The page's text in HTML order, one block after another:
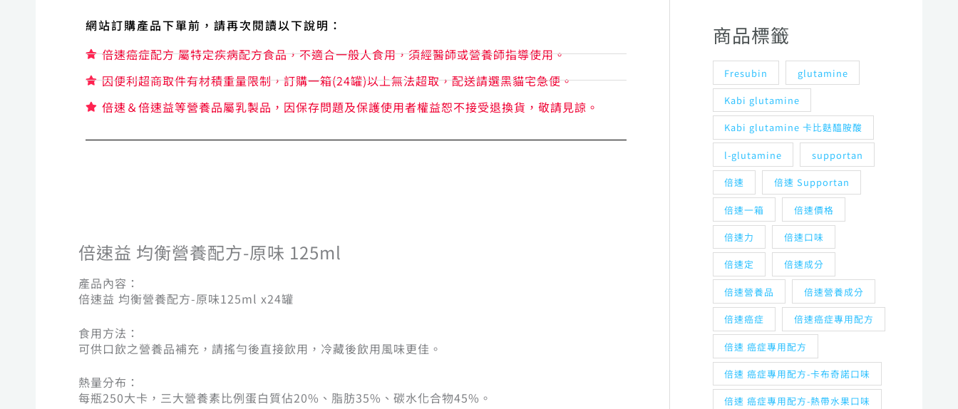
網站訂購產品下單前，請再次閱讀以下說明：
倍速癌症配方 屬特定疾病配方食品，不適合一般人食用，須經醫師或營養師指導使用。
因便利超商取件有材積重量限制，訂購一箱(24罐)以上無法超取，配送請選黑貓宅急便。
倍速＆倍速益等營養品屬乳製品，因保存問題及保護使用者權益恕不接受退換貨，敬請見諒。
倍速益 均衡營養配方-原味 125ml
產品內容：
倍速益 均衡營養配方-原味125ml x24罐
食用方法：
可供口飲之營養品補充，請搖勻後直接飲用，冷藏後飲用風味更佳。
熱量分布：
每瓶250大卡，三大營養素比例蛋白質佔20%、脂肪35%、碳水化合物45%。
商品標籤
Fresubin glutamine
Kabi glutamine
Kabi glutamine 卡比麩醯胺酸
l-glutamine supportan
倍速 倍速 Supportan
倍速一箱 倍速價格
倍速力 倍速口味
倍速定 倍速成分
倍速營養品 倍速營養成分
倍速癌症 倍速癌症專用配方
倍速 癌症專用配方
倍速 癌症專用配方-卡布奇諾口味
倍速 癌症專用配方-熱帶水果口味